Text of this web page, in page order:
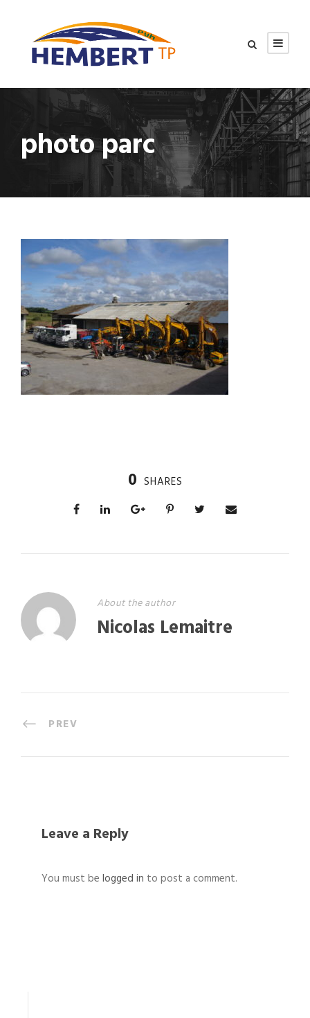
photo parc
0 SHARES
About the author
Nicolas Lemaitre
PREV
Leave a Reply
You must be logged in to post a comment.